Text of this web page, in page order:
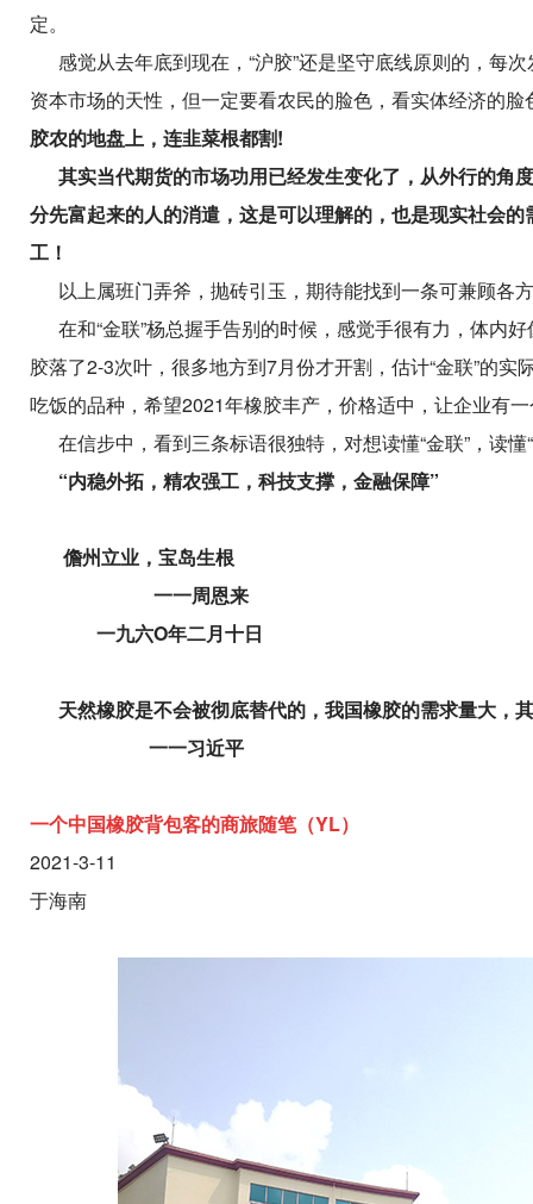
定。
感觉从去年底到现在，“沪胶”还是坚守底线原则的，每次
资本市场的天性，但一定要看农民的脸色，看实体经济的
胶农的地盘上 ， 连韭菜根都割!
其实当代期货的市场功用已经发生变化了，从外行的角
分先富起来的人的消遣，这是可以理解的，也是现实社会的
工 ！
以上属班门弄斧，抛砖引玉，期待能找到一条可兼顾各
在和“金联”杨总握手告别的时候，感觉手很有力，体内
胶落了2-3次叶，很多地方到7月份才开割，估计“金联”的
吃饭的品种，希望2021年橡胶丰产，价格适中，让企业有
在信步中，看到三条标语很独特，对想读懂“金联”，读懂
“内稳外拓，精农强工，科技支撑，金融保障”
儋州立业，宝岛生根
一一周恩来
一九六O年二月十日
天然橡胶是不会被彻底替代的，我国橡胶的需求量大，
一一习近平
一个中国橡胶背包客的商旅随笔（YL）
2021-3-11
于海南